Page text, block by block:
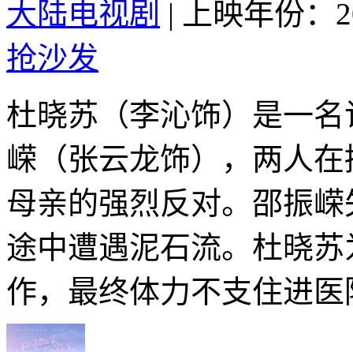
大陆电视剧 |
上映年份：
抢沙发
杜晓苏（李沁饰）是一
嵘（张云龙饰），两人
母亲的强烈反对。邵振
途中遭遇泥石流。杜晓
作，最终体力不支住进